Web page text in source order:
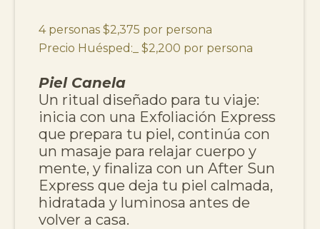
4 personas $2,375 por persona
Precio Huésped:_ $2,200 por persona
Piel Canela
Un ritual diseñado para tu viaje:
inicia con una Exfoliación Express
que prepara tu piel, continúa con
un masaje para relajar cuerpo y
mente, y finaliza con un After Sun
Express que deja tu piel calmada,
hidratada y luminosa antes de
volver a casa.